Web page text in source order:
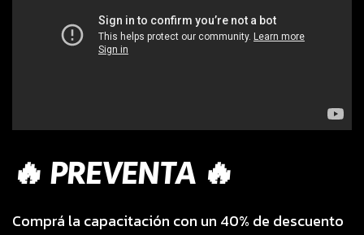
🔥 PREVENTA 🔥
Comprá la capacitación con un 40% de descuento